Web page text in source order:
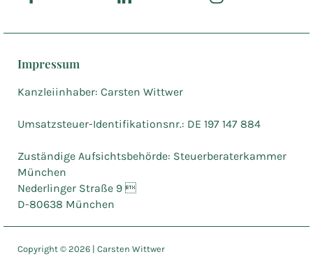
Impressum
Kanzleiinhaber: Carsten Wittwer
Umsatzsteuer-Identifikationsnr.: DE 197 147 884
Zuständige Aufsichtsbehörde: Steuerberaterkammer
München
Nederlinger Straße 9 
D-80638 München
Copyright © 2026 | Carsten Wittwer